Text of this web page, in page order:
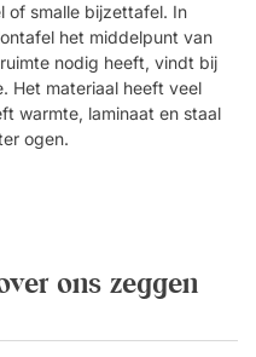
of smalle bijzettafel. In
het middelpunt van
nodig heeft, vindt bij
Het materiaal heeft veel
warmte, laminaat en staal
ogen.
ons zeggen